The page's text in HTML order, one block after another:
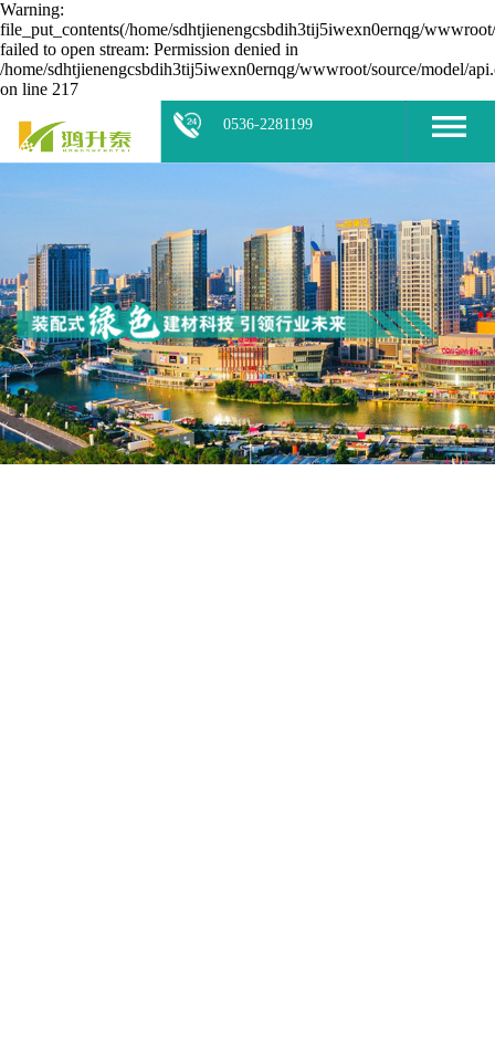
Warning:
file_put_contents(/home/sdhtjienengcsbdih3tij5iwexn0ernqg/
failed to open stream: Permission denied in
/home/sdhtjienengcsbdih3tij5iwexn0ernqg/wwwroot/source/model/
on line 217
0536-2281199